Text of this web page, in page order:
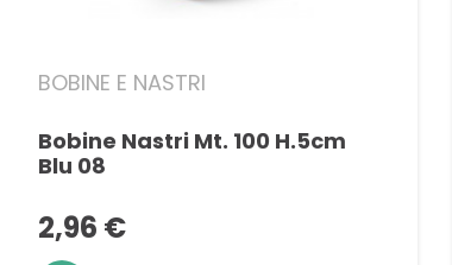
BOBINE E NASTRI
Bobine Nastri Mt. 100 H.5cm
Blu 08
2,96 €